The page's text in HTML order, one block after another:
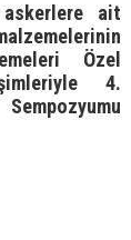
askerlere ait
Özel
4.